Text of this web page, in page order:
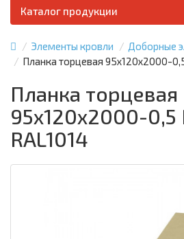
Каталог продукции
Элементы кровли
Доборные
Планка торцевая 95х120х2000-
Планка торцевая
95х120х2000-0,5
RAL1014